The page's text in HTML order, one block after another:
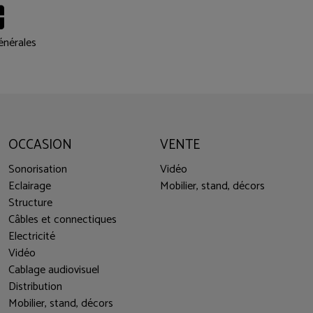
OCCASION
Sonorisation
Eclairage
Structure
Câbles et connectiques
Electricité
Vidéo
Cablage audiovisuel
Distribution
Mobilier, stand, décors
VENTE
Vidéo
Mobilier, stand, décors